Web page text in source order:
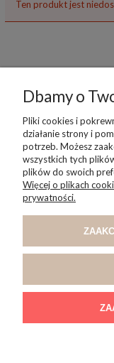
Ten produkt jest
Dbamy o
Pliki cookies i
działanie strony i
potrzeb. Możesz
wszystkich tych
plików do swoich
Więcej o plikach
prywatności.